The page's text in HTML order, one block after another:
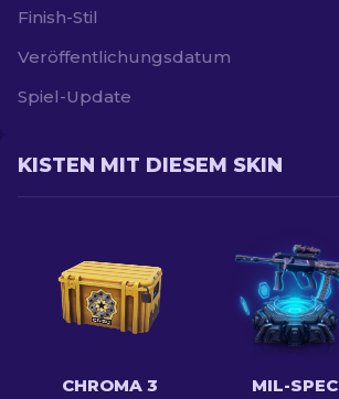
Finish-Stil
Veröffentlichungsdatum
Spiel-Update
KISTEN MIT DIESEM SKIN
CHROMA 3
MIL-SPEC